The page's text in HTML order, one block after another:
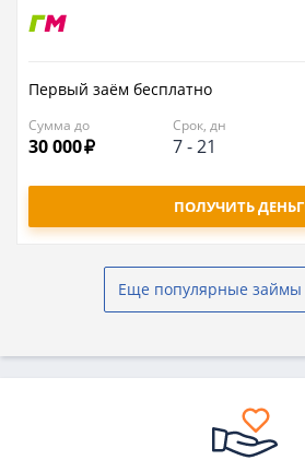
Первый заём бесплатно
Сумма до
30 000
Срок, дн
7-21
ПОЛУЧИТЬ
Еще популярные займы